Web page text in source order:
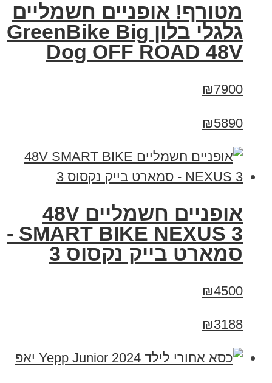
מטורף! אופניים חשמליים
גלגלי בלון GreenBike Big
Dog OFF ROAD 48V
₪7900
₪5890
אופניים חשמליים 48V
SMART BIKE NEXUS 3 -
סמארט בייק נקסוס 3
₪4500
₪3188